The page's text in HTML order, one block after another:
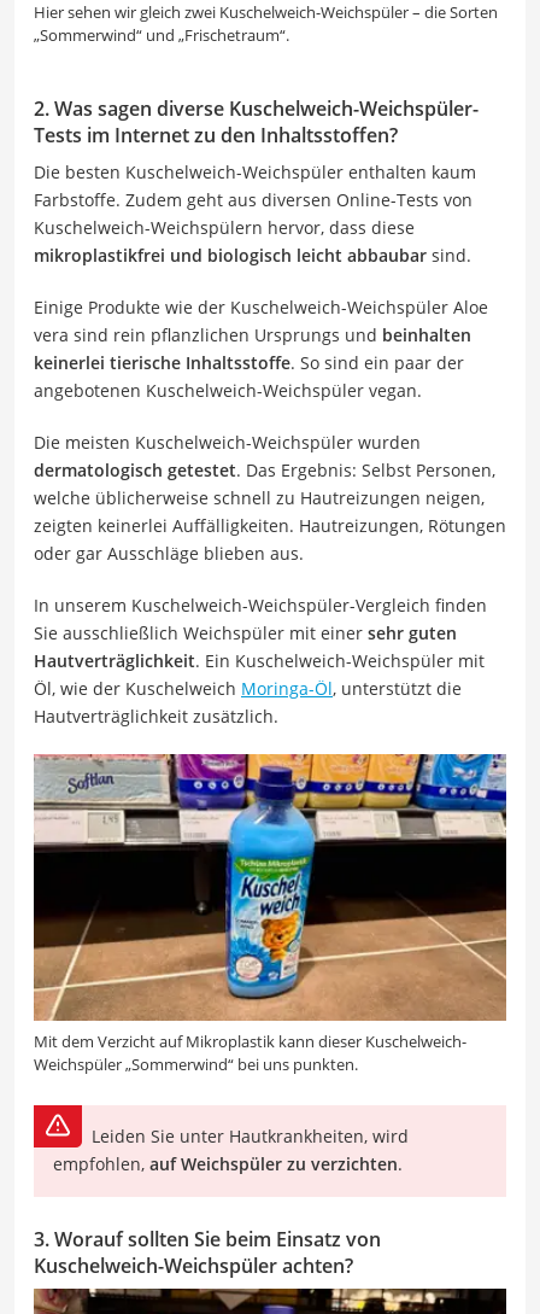
Hier sehen wir gleich zwei Kuschelweich-Weichspüler – die Sorten
„Sommerwind“ und „Frischetraum“.
2. Was sagen diverse Kuschelweich-Weichspüler-
Tests im Internet zu den Inhaltsstoffen?
Die besten Kuschelweich-Weichspüler enthalten kaum
Farbstoffe. Zudem geht aus diversen Online-Tests von
Kuschelweich-Weichspülern hervor, dass diese
mikroplastikfrei und biologisch leicht abbaubar sind.
Einige Produkte wie der Kuschelweich-Weichspüler Aloe
vera sind rein pflanzlichen Ursprungs und beinhalten
keinerlei tierische Inhaltsstoffe. So sind ein paar der
angebotenen Kuschelweich-Weichspüler vegan.
Die meisten Kuschelweich-Weichspüler wurden
dermatologisch getestet. Das Ergebnis: Selbst Personen,
welche üblicherweise schnell zu Hautreizungen neigen,
zeigten keinerlei Auffälligkeiten. Hautreizungen, Rötungen
oder gar Ausschläge blieben aus.
In unserem Kuschelweich-Weichspüler-Vergleich finden
Sie ausschließlich Weichspüler mit einer sehr guten
Hautverträglichkeit. Ein Kuschelweich-Weichspüler mit
Öl, wie der Kuschelweich Moringa-Öl, unterstützt die
Hautverträglichkeit zusätzlich.
Mit dem Verzicht auf Mikroplastik kann dieser Kuschelweich-
Weichspüler „Sommerwind“ bei uns punkten.
Leiden Sie unter Hautkrankheiten, wird
empfohlen, auf Weichspüler zu verzichten.
3. Worauf sollten Sie beim Einsatz von
Kuschelweich-Weichspüler achten?